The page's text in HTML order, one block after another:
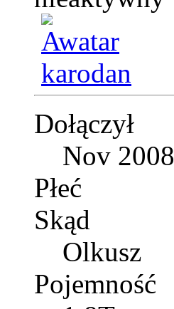
Dołączył
Nov 2008
Płeć
Skąd
Olkusz
Pojemność